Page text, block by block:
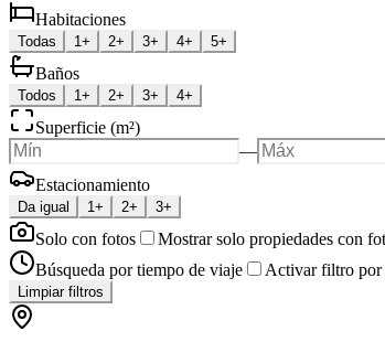
Habitaciones
Todas 1+ 2+ 3+ 4+ 5+
Baños
Todos 1+ 2+ 3+ 4+
Superficie (m²)
—
Estacionamiento
Da igual 1+ 2+ 3+
Solo con fotos
Mostrar solo propiedades con
Búsqueda por tiempo de viaje
Activar filtro por
Limpiar filtros